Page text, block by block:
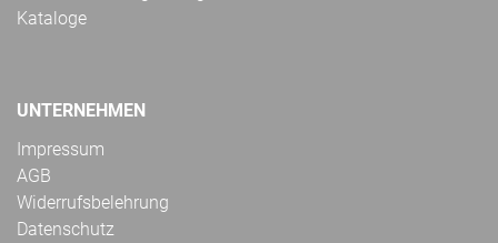
Kataloge
UNTERNEHMEN
Impressum
AGB
Widerrufsbelehrung
Datenschutz